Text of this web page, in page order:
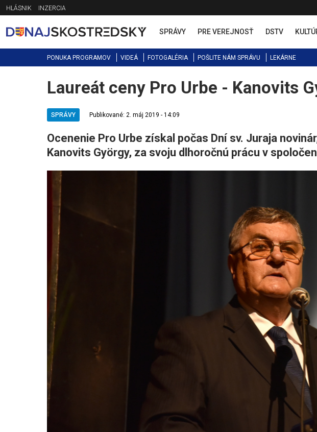
Jump
to
navigation
HLÁSNIK INZERCIA
SPRÁVY PRE VEREJNOSŤ DSTV
PONUKA PROGRAMOV VIDEÁ FOTOGALÉRIA POŠLITE NÁM SPRÁVU LEKÁRNE
Back
to
Laureát ceny Pro Urbe - Kanovits
SPRÁVY Publikované: 2. máj 2019 - 14:09
Ocenenie Pro Urbe získal počas Dní sv. Juraja
Kanovits György, za svoju dlhoročnú prácu v